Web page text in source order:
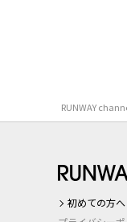
RUNWAY
初めての方へ